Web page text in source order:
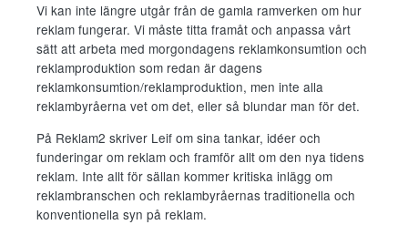
Vi kan inte längre utgår från de gamla ramverken om hur
reklam fungerar. Vi måste titta framåt och anpassa vårt
sätt att arbeta med morgondagens reklamkonsumtion och
reklamproduktion som redan är dagens
reklamkonsumtion/reklamproduktion, men inte alla
reklambyråerna vet om det, eller så blundar man för det.
På Reklam2 skriver Leif om sina tankar, idéer och
funderingar om reklam och framför allt om den nya tidens
reklam. Inte allt för sällan kommer kritiska inlägg om
reklambranschen och reklambyråernas traditionella och
konventionella syn på reklam.